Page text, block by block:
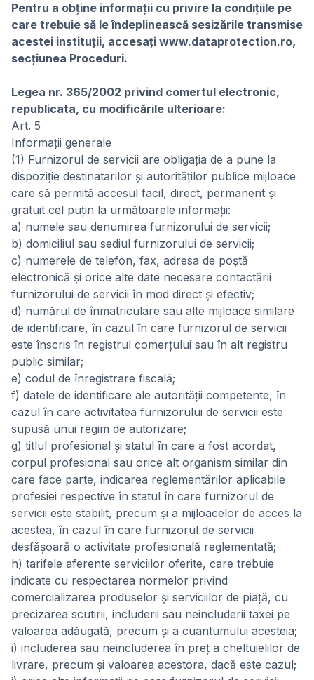
Pentru a obţine informaţii cu privire la condiţiile pe
care trebuie să le îndeplinească sesizările transmise
acestei instituţii, accesaţi www.dataprotection.ro,
secţiunea Proceduri.
Legea nr. 365/2002 privind comertul electronic,
republicata, cu modificările ulterioare:
Art. 5
Informații generale
(1) Furnizorul de servicii are obligația de a pune la
dispoziție destinatarilor și autorităților publice mijloace
care să permită accesul facil, direct, permanent și
gratuit cel puțin la următoarele informații:
a) numele sau denumirea furnizorului de servicii;
b) domiciliul sau sediul furnizorului de servicii;
c) numerele de telefon, fax, adresa de poștă
electronică și orice alte date necesare contactării
furnizorului de servicii în mod direct și efectiv;
d) numărul de înmatriculare sau alte mijloace similare
de identificare, în cazul în care furnizorul de servicii
este înscris în registrul comerțului sau în alt registru
public similar;
e) codul de înregistrare fiscală;
f) datele de identificare ale autorității competente, în
cazul în care activitatea furnizorului de servicii este
supusă unui regim de autorizare;
g) titlul profesional și statul în care a fost acordat,
corpul profesional sau orice alt organism similar din
care face parte, indicarea reglementărilor aplicabile
profesiei respective în statul în care furnizorul de
servicii este stabilit, precum și a mijloacelor de acces la
acestea, în cazul în care furnizorul de servicii
desfășoară o activitate profesională reglementată;
h) tarifele aferente serviciilor oferite, care trebuie
indicate cu respectarea normelor privind
comercializarea produselor și serviciilor de piață, cu
precizarea scutirii, includerii sau neincluderii taxei pe
valoarea adăugată, precum și a cuantumului acesteia;
i) includerea sau neincluderea în preț a cheltuielilor de
livrare, precum și valoarea acestora, dacă este cazul;